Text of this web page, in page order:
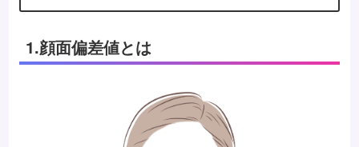
1.顔面偏差値とは